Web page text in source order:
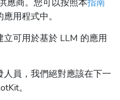
用程式中。
可用於基於 LLM 的應用
員，我們絕對應該在下一
。